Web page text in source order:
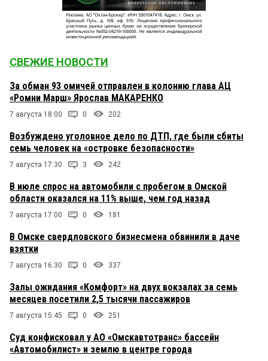
СВЕЖИЕ НОВОСТИ
За обман 93 омичей отправлен в колонию глава АЦ
«Ромни Марш» Ярослав МАКАРЕНКО
7 августа 18:00 0 202
Возбуждено уголовное дело по ДТП, где были сбиты
семь человек на «островке безопасности»
7 августа 17:30 3 242
В июле спрос на автомобили с пробегом в Омской
области оказался на 11% выше, чем год назад
7 августа 17:00 0 181
В Омске свердловского бизнесмена обвинили в даче
взятки
7 августа 16:30 0 337
Залы ожидания «Комфорт» на двух вокзалах за семь
месяцев посетили 2,5 тысячи пассажиров
7 августа 15:45 0 251
Суд конфисковал у АО «Омскавтотранс» бассейн
«Автомобилист» и землю в центре города